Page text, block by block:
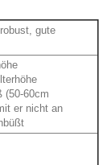
gute
(50-60cm
er nicht an